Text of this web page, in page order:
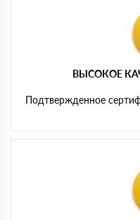
ВЫСОКОЕ
Подтвержденное